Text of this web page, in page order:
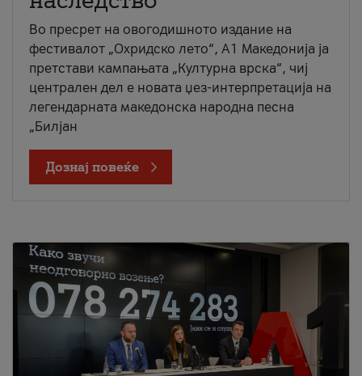
Во пресрет на овогодишното издание на
фестивалот „Охридско лето“, А1 Македонија ја
претстави кампањата „Културна врска“, чиј
централен дел е новата џез-интерпретација на
легендарната македонска народна песна
„Билјан
Дознај повеќе